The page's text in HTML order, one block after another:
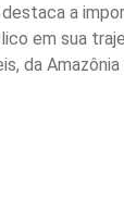
a
em sua
da Amazônia